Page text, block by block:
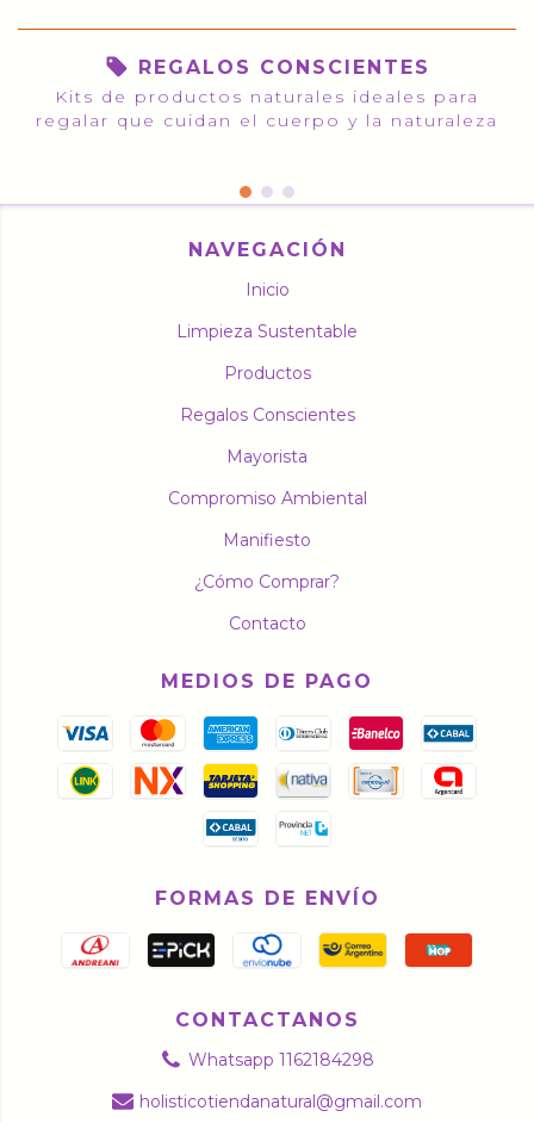
REGALOS CONSCIENTES
Kits de productos naturales ideales para
regalar que cuidan el cuerpo y la naturaleza
NAVEGACIÓN
Inicio
Limpieza Sustentable
Productos
Regalos Conscientes
Mayorista
Compromiso Ambiental
Manifiesto
¿Cómo Comprar?
Contacto
MEDIOS DE PAGO
FORMAS DE ENVÍO
CONTACTANOS
Whatsapp 1162184298
holisticotiendanatural@gmail.com